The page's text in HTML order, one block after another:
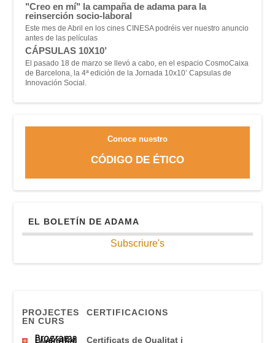
"Creo en mí" la campaña de adama para la
reinserción socio-laboral
Este mes de Abril en los cines CINESA podréis ver nuestro anuncio
antes de las películas
CÁPSULAS 10X10’
El pasado 18 de marzo se llevó a cabo, en el espacio CosmoCaixa
de Barcelona, la 4ª edición de la Jornada 10x10’ Capsulas de
Innovación Social.
Conoce nuestro
CÓDIGO DE ÉTICO
EL BOLETÍN DE ADAMA
Subscriure's
PROJECTES
EN CURS
Programa
Diversitat
CERTIFICACIONS
Certificats de Qualitat i